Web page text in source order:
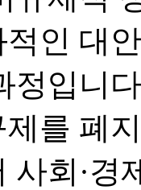
인 대
정입니
를 폐
사회·경